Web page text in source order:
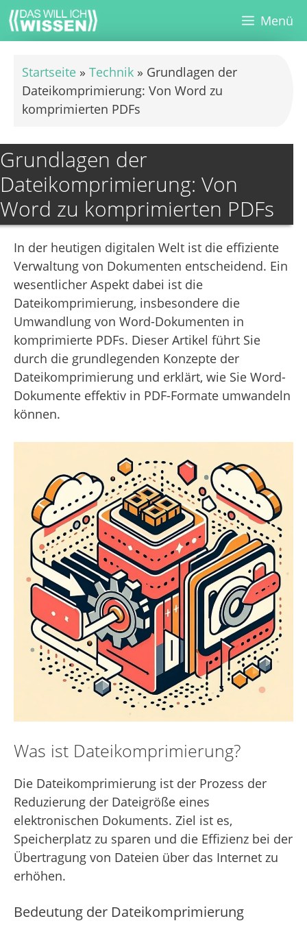
Zum
Inhalt
springen
Menü
Startseite » Technik » Grundlagen der
Dateikomprimierung: Von Word zu
komprimierten PDFs
Grundlagen der
Dateikomprimierung: Von
Word zu komprimierten PDFs
In der heutigen digitalen Welt ist die effiziente
Verwaltung von Dokumenten entscheidend. Ein
wesentlicher Aspekt dabei ist die
Dateikomprimierung, insbesondere die
Umwandlung von Word-Dokumenten in
komprimierte PDFs. Dieser Artikel führt Sie
durch die grundlegenden Konzepte der
Dateikomprimierung und erklärt, wie Sie Word-
Dokumente effektiv in PDF-Formate umwandeln
können.
Was ist Dateikomprimierung?
Die Dateikomprimierung ist der Prozess der
Reduzierung der Dateigröße eines
elektronischen Dokuments. Ziel ist es,
Speicherplatz zu sparen und die Effizienz bei der
Übertragung von Dateien über das Internet zu
erhöhen.
Bedeutung der Dateikomprimierung